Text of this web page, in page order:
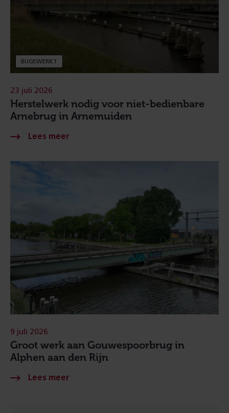
BIJGEWERKT
Herstelwerk nodig voor niet-bedienbare
Arnebrug in Arnemuiden
23 juli 2026
Groot werk aan Gouwespoorbrug in
Alphen aan den Rijn
9 juli 2026